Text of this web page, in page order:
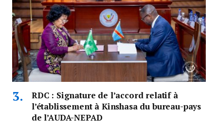
RDC : Signature de l’accord relatif à
l’établissement à Kinshasa du bureau-pays
de l’AUDA-NEPAD